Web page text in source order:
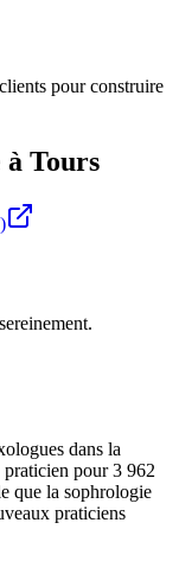
pour construire
à Tours
dans la
pour 3 962
que la sophrologie
praticiens